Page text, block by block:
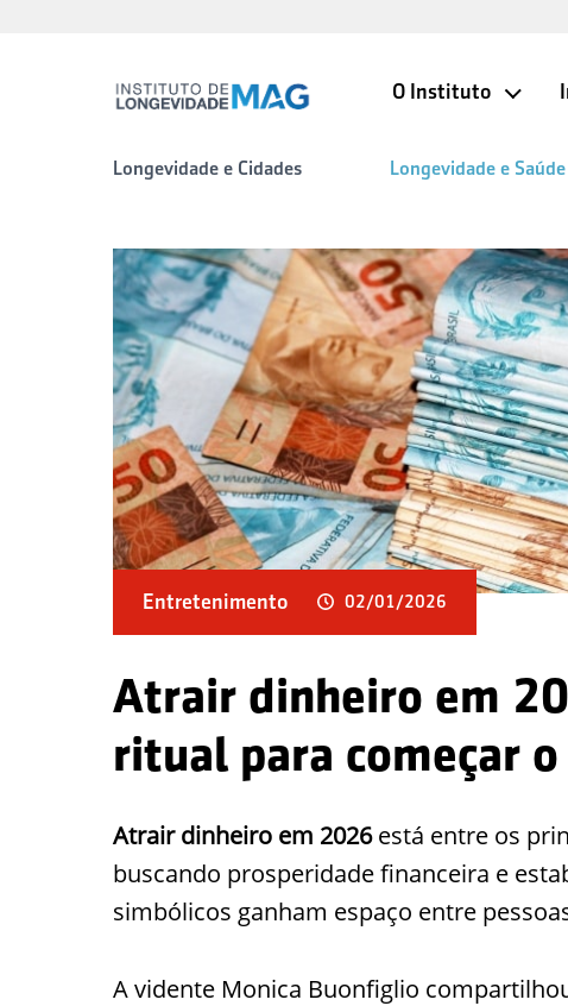
O Instituto
Longevidade e Cidades Longevidade e Saúde
Entretenimento 02/01/2026
Atrair dinheiro em
ritual para começar o
Atrair dinheiro em 2026está entre os
buscando prosperidade financeira e
simbólicos ganham espaço entre
A vidente Monica Buonfiglio